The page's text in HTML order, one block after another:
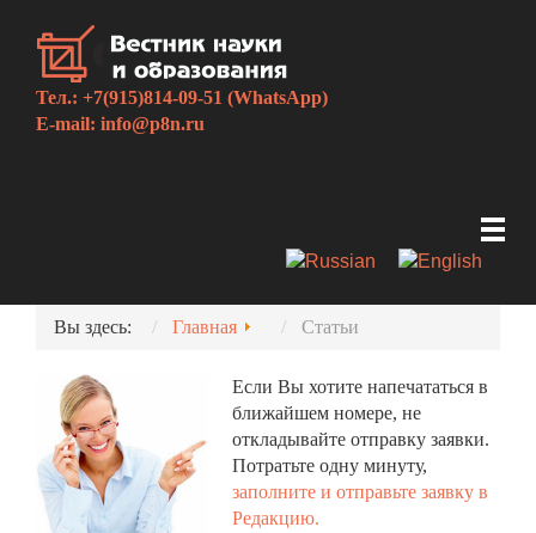
Тел.: +7(915)814-09-51 (WhatsApp)
E-mail: info@p8n.ru
Вы здесь: Главная Статьи
Если Вы хотите напечататься в
ближайшем номере, не
откладывайте отправку заявки.
Потратьте одну минуту,
заполните и отправьте заявку в
Редакцию.